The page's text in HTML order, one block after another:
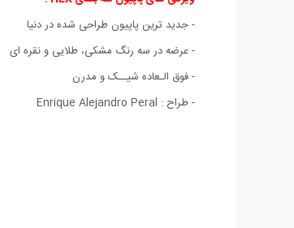
- جديد ترين پاپيون طراحی شده در دنيا
- عرضه در سه رنگ مشکی، طلايی و نقره ای
- فوق الـعاده شيــک و مدرن
- طراح : Enrique Alejandro Peral